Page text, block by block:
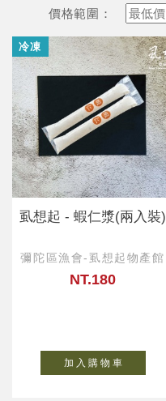
價格範圍：
冷凍
虱想起 - 蝦仁漿(兩入裝)
彌陀區漁會-虱想起物產館
NT.180
加 入 購 物 車